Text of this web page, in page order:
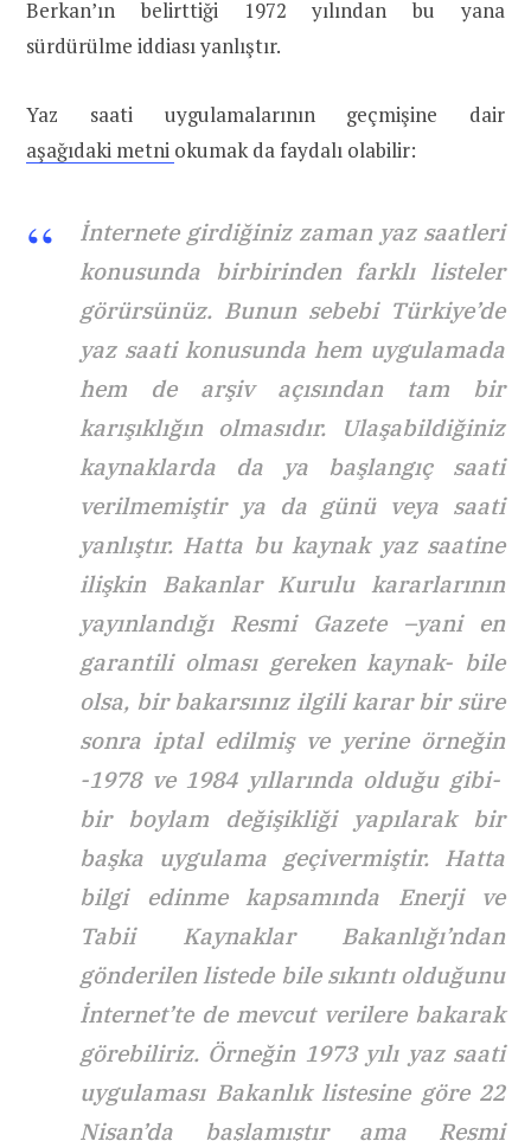
Berkan’ın belirttiği 1972 yılından bu yana
sürdürülme iddiası yanlıştır.
Yaz saati uygulamalarının geçmişine dair
aşağıdaki metni okumak da faydalı olabilir:
İnternete girdiğiniz zaman yaz saatleri
konusunda birbirinden farklı listeler
görürsünüz. Bunun sebebi Türkiye’de
yaz saati konusunda hem uygulamada
hem de arşiv açısından tam bir
karışıklığın olmasıdır. Ulaşabildiğiniz
kaynaklarda da ya başlangıç saati
verilmemiştir ya da günü veya saati
yanlıştır. Hatta bu kaynak yaz saatine
ilişkin Bakanlar Kurulu kararlarının
yayınlandığı Resmi Gazete –yani en
garantili olması gereken kaynak- bile
olsa, bir bakarsınız ilgili karar bir süre
sonra iptal edilmiş ve yerine örneğin
-1978 ve 1984 yıllarında olduğu gibi-
bir boylam değişikliği yapılarak bir
başka uygulama geçivermiştir. Hatta
bilgi edinme kapsamında Enerji ve
Tabii Kaynaklar Bakanlığı’ndan
gönderilen listede bile sıkıntı olduğunu
İnternet’te de mevcut verilere bakarak
görebiliriz. Örneğin 1973 yılı yaz saati
uygulaması Bakanlık listesine göre 22
Nisan’da başlamıştır ama Resmi